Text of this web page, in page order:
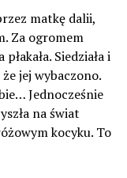
matkę dalii,
Za ogromem
Siedziała i
że jej wybaczono.
Jednocześnie
na świat
kocyku. To